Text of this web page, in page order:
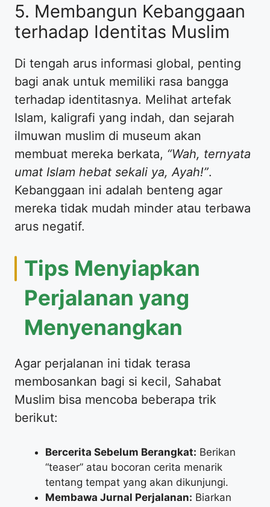
​5. Membangun Kebanggaan
terhadap Identitas Muslim
​Di tengah arus informasi global, penting
bagi anak untuk memiliki rasa bangga
terhadap identitasnya. Melihat artefak
Islam, kaligrafi yang indah, dan sejarah
ilmuwan muslim di museum akan
membuat mereka berkata, “Wah, ternyata
umat Islam hebat sekali ya, Ayah!”.
Kebanggaan ini adalah benteng agar
mereka tidak mudah minder atau terbawa
arus negatif.
​Tips Menyiapkan
Perjalanan yang
Menyenangkan
​Agar perjalanan ini tidak terasa
membosankan bagi si kecil, Sahabat
Muslim bisa mencoba beberapa trik
berikut:
Bercerita Sebelum Berangkat: Berikan
“teaser” atau bocoran cerita menarik
tentang tempat yang akan dikunjungi.
Membawa Jurnal Perjalanan: Biarkan